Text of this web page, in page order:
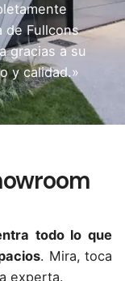
de Fullcons
gracias a su
y calidad.»
todo lo que
. Mira, toca
experta.